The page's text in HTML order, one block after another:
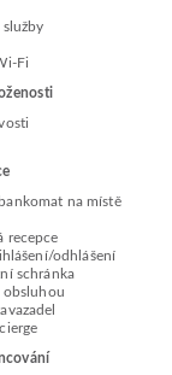
Fi
na místě
recepce
odhlášení
schránka
obsluhou